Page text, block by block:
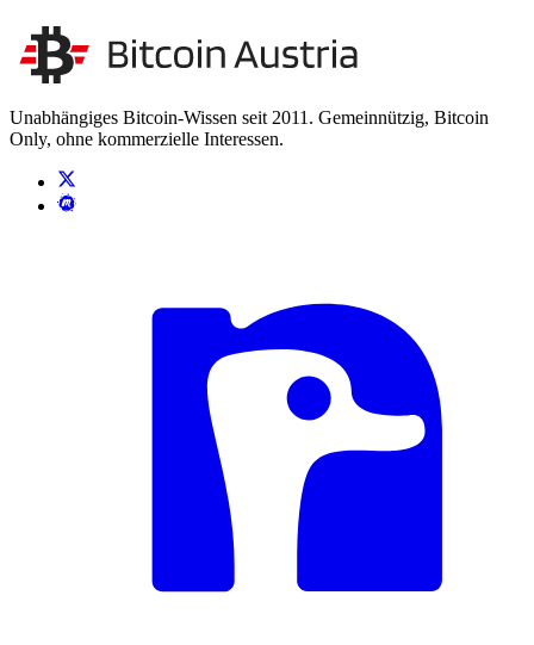
Unsere Unabhängigkeit stärken Kontakt aufnehmen
Unabhängiges Bitcoin-Wissen seit 2011. Gemeinnützig, Bitcoin
Only, ohne kommerzielle Interessen.